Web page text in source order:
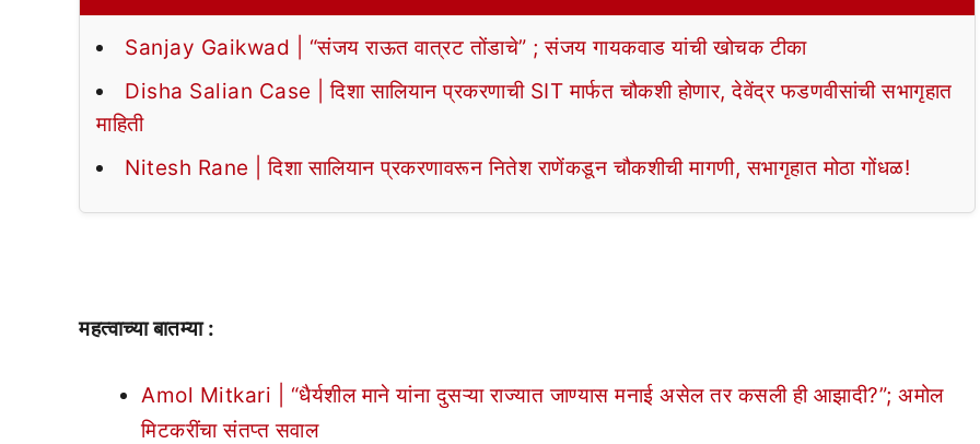
Sanjay Gaikwad | “संजय राऊत वात्रट तोंडाचे” ; संजय गायकवाड यांची खोचक टीका
Disha Salian Case | दिशा सालियान प्रकरणाची SIT मार्फत चौकशी होणार, देवेंद्र फडणवीसांची सभागृहात
माहिती
Nitesh Rane | दिशा सालियान प्रकरणावरून नितेश राणेंकडून चौकशीची मागणी, सभागृहात मोठा गोंधळ!
महत्वाच्या बातम्या :
Amol Mitkari | “धैर्यशील माने यांना दुसऱ्या राज्यात जाण्यास मनाई असेल तर कसली ही आझादी?”; अमोल
मिटकरींचा संतप्त सवाल